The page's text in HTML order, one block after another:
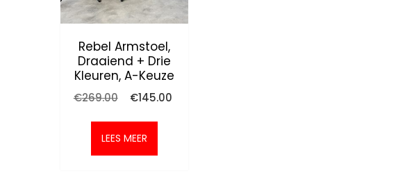
Rebel Armstoel,
Draaiend + Drie
Kleuren, A-Keuze
€269.00
Oorspronkelijke
was:
€269.00.
€145.00
LEES MEER